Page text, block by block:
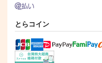
とらコイン